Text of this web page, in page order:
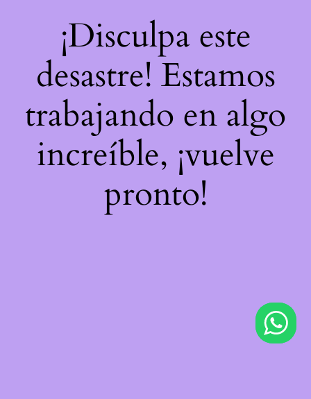
¡Disculpa este
desastre! Estamos
trabajando en algo
increíble, ¡vuelve
pronto!